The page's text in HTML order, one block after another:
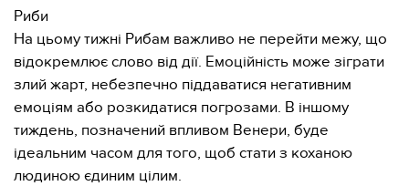
Риби
На цьому тижні Рибам важливо не перейти межу, що
відокремлює слово від дії. Емоційність може зіграти
злий жарт, небезпечно піддаватися негативним
емоціям або розкидатися погрозами. В іншому
тиждень, позначений впливом Венери, буде
ідеальним часом для того, щоб стати з коханою
людиною єдиним цілим.